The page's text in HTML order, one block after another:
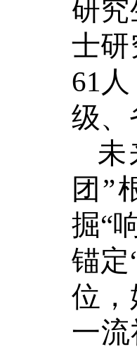
研究
士研
61人
级、
未
团”
掘“
锚定
位
一